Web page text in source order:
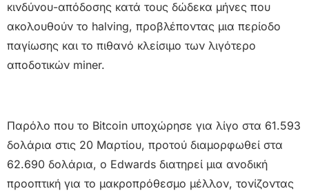
κινδύνου-απόδοσης κατά τους δώδεκα μήνες που
ακολουθούν το halving, προβλέποντας μια περίοδο
παγίωσης και το πιθανό κλείσιμο των λιγότερο
αποδοτικών miner.
Παρόλο που το Bitcoin υποχώρησε για λίγο στα 61.593
δολάρια στις 20 Μαρτίου, προτού διαμορφωθεί στα
62.690 δολάρια, ο Edwards διατηρεί μια ανοδική
προοπτική για το μακροπρόθεσμο μέλλον, τονίζοντας